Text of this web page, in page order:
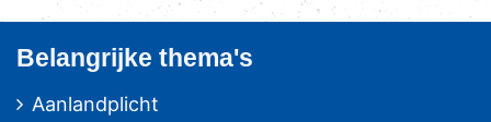
Belangrijke thema's
Aanlandplicht